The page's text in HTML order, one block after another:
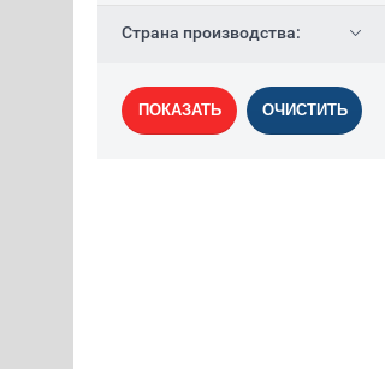
Страна производства:
ПОКАЗАТЬ ОЧИСТИТЬ